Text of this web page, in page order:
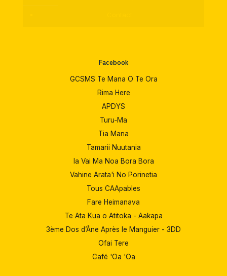
Facebook
GCSMS Te Mana O Te Ora
Rima Here
APDYS
Turu‑Ma
Tia Mana
Tamarii Nuutania
Ia Vai Ma Noa Bora Bora
Vahine Arata'i No Porinetia
Tous CAApables
Fare Heimanava
Te Ata Kua o Atitoka - Aakapa
3ème Dos d’Âne Après le Manguier - 3DD
Ofai Tere
Café 'Oa 'Oa